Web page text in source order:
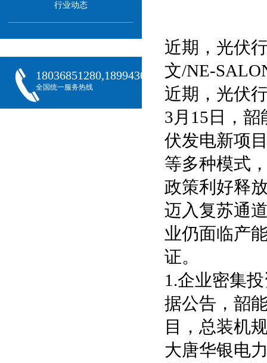
行业动态
18036851280,18994301288,18068407382
全国统一服务热线
近期，光伏
文/NE-
近期，光伏
3月15日，
伏发电新项
等多种模式
政策利好释
迈入复苏通
业仍面临产
证。
1.企业密集
据公告，韶
目，总装机
大唐华银电